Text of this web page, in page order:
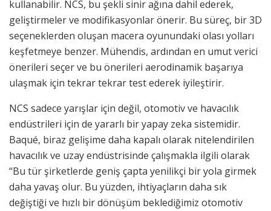
kullanabilir. NCS, bu şekli sinir ağına dahil ederek,
geliştirmeler ve modifikasyonlar önerir. Bu süreç, bir 3D
seçeneklerden oluşan macera oyunundaki olası yolları
keşfetmeye benzer. Mühendis, ardından en umut verici
önerileri seçer ve bu önerileri aerodinamik başarıya
ulaşmak için tekrar tekrar test ederek iyileştirir.
NCS sadece yarışlar için değil, otomotiv ve havacılık
endüstrileri için de yararlı bir yapay zeka sistemidir.
Baqué, biraz gelişime daha kapalı olarak nitelendirilen
havacılık ve uzay endüstrisinde çalışmakla ilgili olarak
“Bu tür şirketlerde geniş çapta yenilikçi bir yola girmek
daha yavaş olur. Bu yüzden, ihtiyaçların daha sık
değiştiği ve hızlı bir dönüşüm beklediğimiz otomotiv